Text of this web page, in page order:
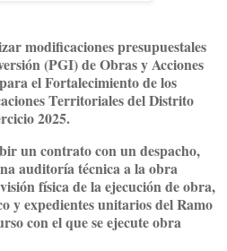
modificaciones presupuestales
(PGI) de Obras y Acciones
el Fortalecimiento de los
Territoriales del Distrito
2025.
un contrato con un despacho,
auditoría técnica a la obra
física de la ejecución de obra,
y expedientes unitarios del Ramo
con el que se ejecute obra